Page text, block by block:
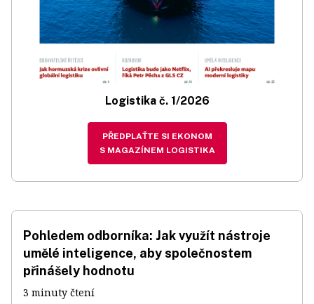
Logistika č. 1/2026
PŘEDPLAŤTE SI EKONOM
S MAGAZÍNEM LOGISTIKA
Pohledem odborníka: Jak využít nástroje
umělé inteligence, aby společnostem
přinášely hodnotu
3 minuty čtení